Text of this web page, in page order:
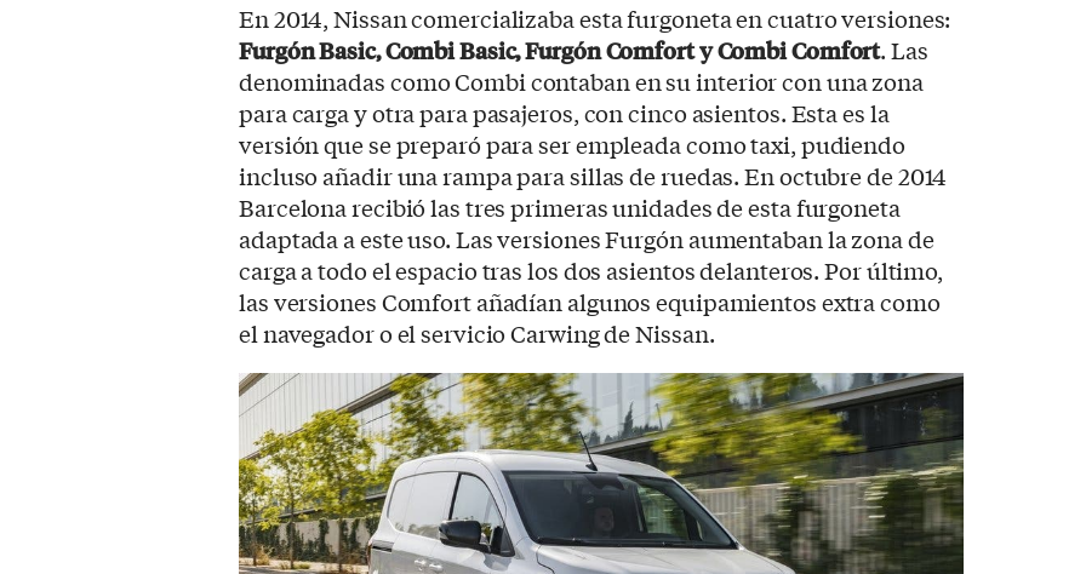
En 2014, Nissan comercializaba esta furgoneta en cuatro versiones:
Furgón Basic, Combi Basic, Furgón Comfort y Combi Comfort. Las
denominadas como Combi contaban en su interior con una zona
para carga y otra para pasajeros, con cinco asientos. Esta es la
versión que se preparó para ser empleada como taxi, pudiendo
incluso añadir una rampa para sillas de ruedas. En octubre de 2014
Barcelona recibió las tres primeras unidades de esta furgoneta
adaptada a este uso. Las versiones Furgón aumentaban la zona de
carga a todo el espacio tras los dos asientos delanteros. Por último,
las versiones Comfort añadían algunos equipamientos extra como
el navegador o el servicio Carwing de Nissan.